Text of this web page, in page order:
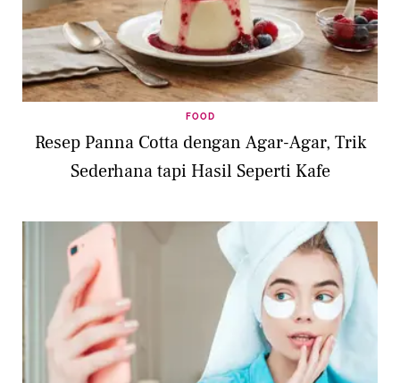
FOOD
Resep Panna Cotta dengan Agar-Agar, Trik
Sederhana tapi Hasil Seperti Kafe